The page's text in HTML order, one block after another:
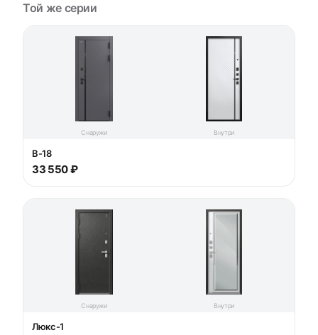
Той же серии
Снаружи Внутри
В-18
33 550 ₽
Снаружи Внутри
Люкс-1